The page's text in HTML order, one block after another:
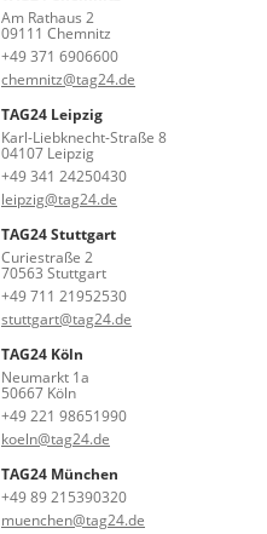
Am Rathaus 2
09111 Chemnitz
+49 371 6906600
chemnitz@tag24.de
TAG24 Leipzig
Karl-Liebknecht-Straße 8
04107 Leipzig
+49 341 24250430
leipzig@tag24.de
TAG24 Stuttgart
Curiestraße 2
70563 Stuttgart
+49 711 21952530
stuttgart@tag24.de
TAG24 Köln
Neumarkt 1a
50667 Köln
+49 221 98651990
koeln@tag24.de
TAG24 München
+49 89 215390320
muenchen@tag24.de